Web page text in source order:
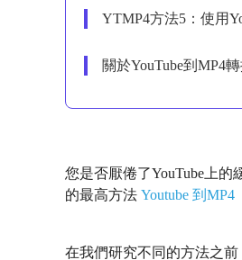
YTMP4方法5：使用
關於YouTube到MP4
您是否厭倦了YouTube上
的最高方法 Youtube 到MP4
在我們研究不同的方法之